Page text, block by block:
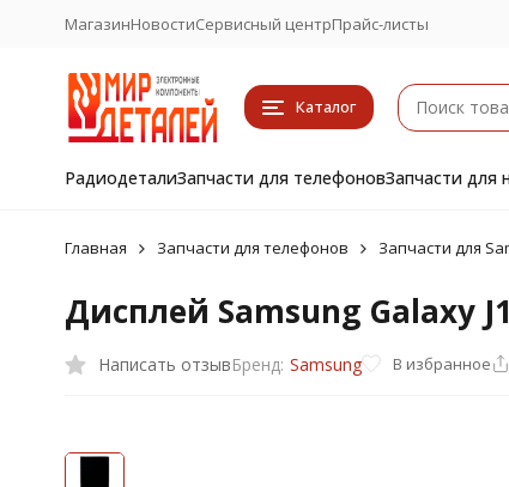
МагазинНовостиСервисный центрПрайс-листы
Каталог
РадиодеталиЗапчасти для телефоновЗапчасти для
Главная Запчасти для телефонов Запчасти для
Дисплей Samsung Galaxy
Написать отзывБренд: Samsung В избранное